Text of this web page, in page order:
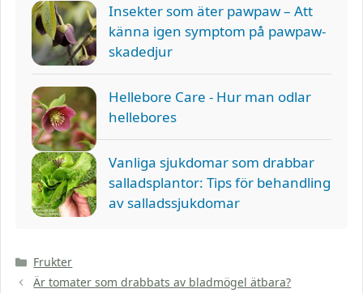
Insekter som äter pawpaw – Att
känna igen symptom på pawpaw-
skadedjur
Hellebore Care - Hur man odlar
hellebores
Vanliga sjukdomar som drabbar
salladsplantor: Tips för behandling
av salladssjukdomar
Kategorier
Frukter
Är tomater som drabbats av bladmögel ätbara?